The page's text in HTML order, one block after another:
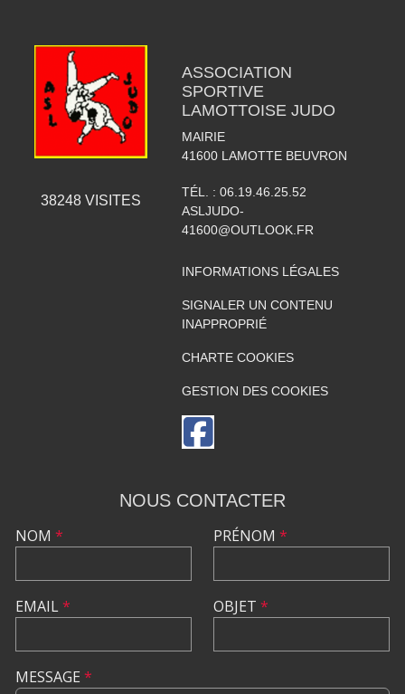
38248VISITES
ASSOCIATION
SPORTIVE
LAMOTTOISE JUDO
MAIRIE
41600 LAMOTTE BEUVRON
TÉL. : 06.19.46.25.52
ASLJUDO-
41600@OUTLOOK.FR
INFORMATIONS LÉGALES
SIGNALER UN CONTENU
INAPPROPRIÉ
CHARTE COOKIES
GESTION DES COOKIES
NOUS CONTACTER
NOM *
EMAIL*
PRÉNOM *
OBJET *
MESSAGE *